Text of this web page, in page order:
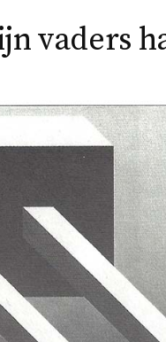
vaders